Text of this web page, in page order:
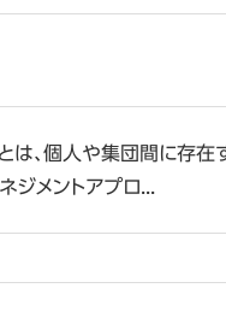
は、個人や集団間に存
ジメントアプロ...